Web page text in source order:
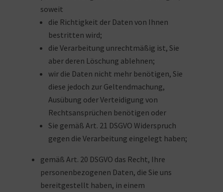
soweit
die Richtigkeit der Daten von Ihnen
bestritten wird;
die Verarbeitung unrechtmäßig ist, Sie
aber deren Löschung ablehnen;
wir die Daten nicht mehr benötigen, Sie
diese jedoch zur Geltendmachung,
Ausübung oder Verteidigung von
Rechtsansprüchen benötigen oder
Sie gemäß Art. 21 DSGVO Widerspruch
gegen die Verarbeitung eingelegt haben;
gemäß Art. 20 DSGVO das Recht, Ihre
personenbezogenen Daten, die Sie uns
bereitgestellt haben, in einem